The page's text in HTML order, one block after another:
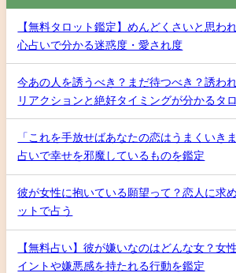
【無料タロット鑑定】めんどくさいと思わ
心占いで分かる迷惑度・愛され度
今あの人を誘うべき？まだ待つべき？誘わ
リアクションと絶好タイミングが分かるタ
「これを手放せばあなたの恋はうまくいき
占いで幸せを邪魔しているものを鑑定
彼が女性に抱いている願望って？恋人に求
ットで占う
【無料占い】彼が嫌いなのはどんな女？女
イントや嫌悪感を持たれる行動を鑑定